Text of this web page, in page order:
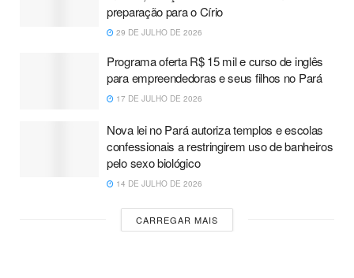
preparação para o Círio
29 DE JULHO DE 2026
Programa oferta R$ 15 mil e curso de inglês
para empreendedoras e seus filhos no Pará
17 DE JULHO DE 2026
Nova lei no Pará autoriza templos e escolas
confessionais a restringirem uso de banheiros
pelo sexo biológico
14 DE JULHO DE 2026
CARREGAR MAIS